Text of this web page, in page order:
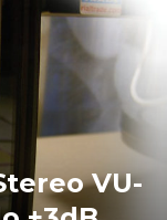
VU-